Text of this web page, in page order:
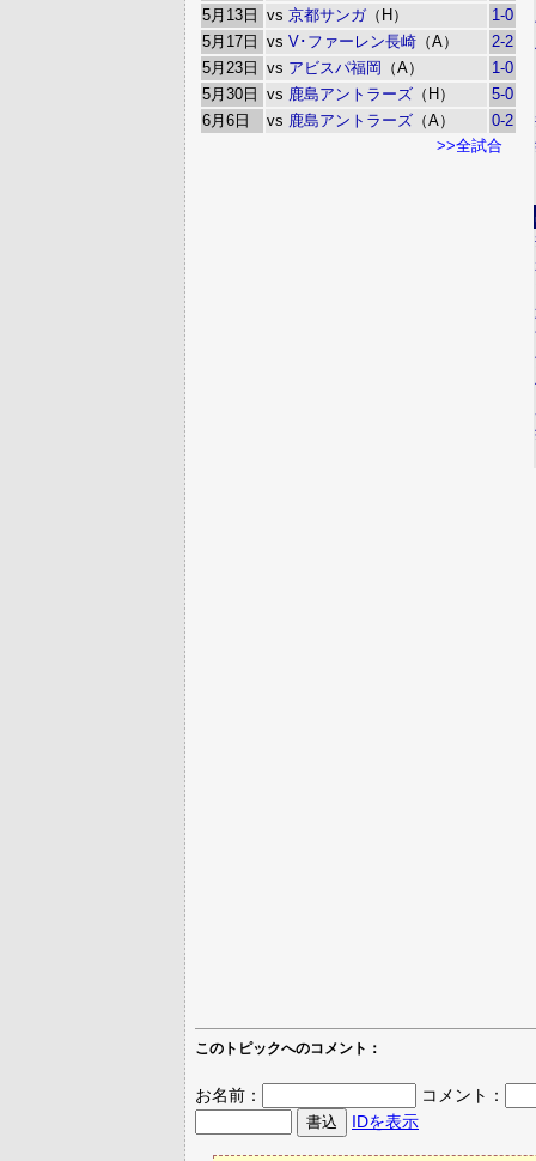
5月13日
vs 京都サンガ（H）
1-0
5月17日
vs V･ファーレン長崎 （A）
2-2
5月23日
vs アビスパ福岡 （A）
1-0
5月30日
vs 鹿島アントラーズ （H）
5-0
6月6日
vs 鹿島アントラーズ （A）
0-2
>>全試合
このトピックへのコメント：
お名前：
コメント：
IDを表示